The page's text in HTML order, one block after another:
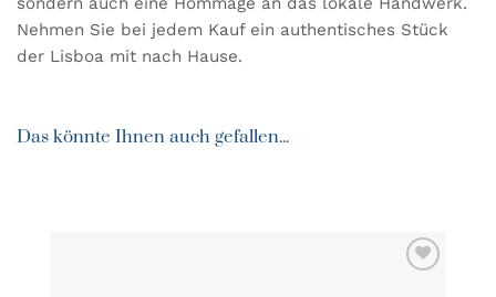
Nehmen Sie bei jedem Kauf ein authentisches Stück
der Lisboa mit nach Hause.
Das könnte Ihnen auch gefallen...